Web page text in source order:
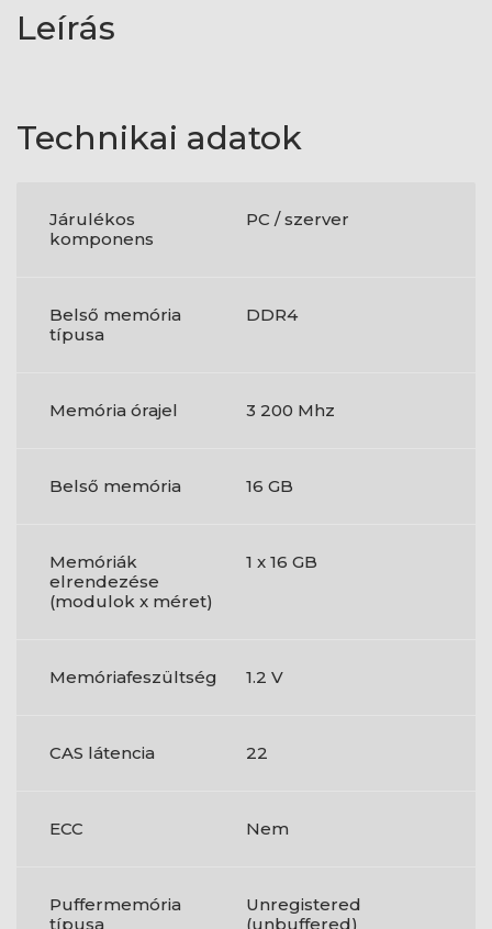
Leírás
Technikai adatok
Járulékos
komponens
PC / szerver
Belső memória
típusa
DDR4
Memória órajel 3 200 Mhz
Belső memória 16 GB
Memóriák
elrendezése
(modulok x méret)
1 x 16 GB
Memóriafeszültség 1.2 V
CAS látencia 22
ECC Nem
Puffermemória
típusa
Unregistered
(unbuffered)